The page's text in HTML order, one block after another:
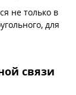
не только в
для
связи